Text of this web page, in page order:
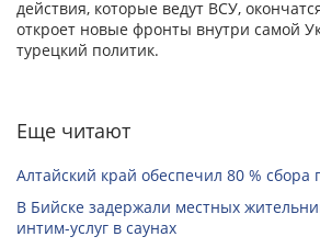
действия, которые ведут ВСУ,
откроет новые фронты внутри самой
турецкий политик.
Еще читают
Алтайский край обеспечил 80 %
В Бийске задержали местных
интим-услуг в саунах